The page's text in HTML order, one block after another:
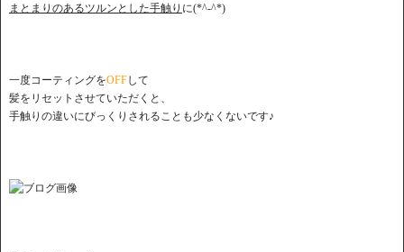
まとまりのあるツルンとした手触り に(*^-^*)
一度コーティングをOFFして
髪をリセットさせていただくと、
手触りの違いにびっくりされることも少なくないです♪